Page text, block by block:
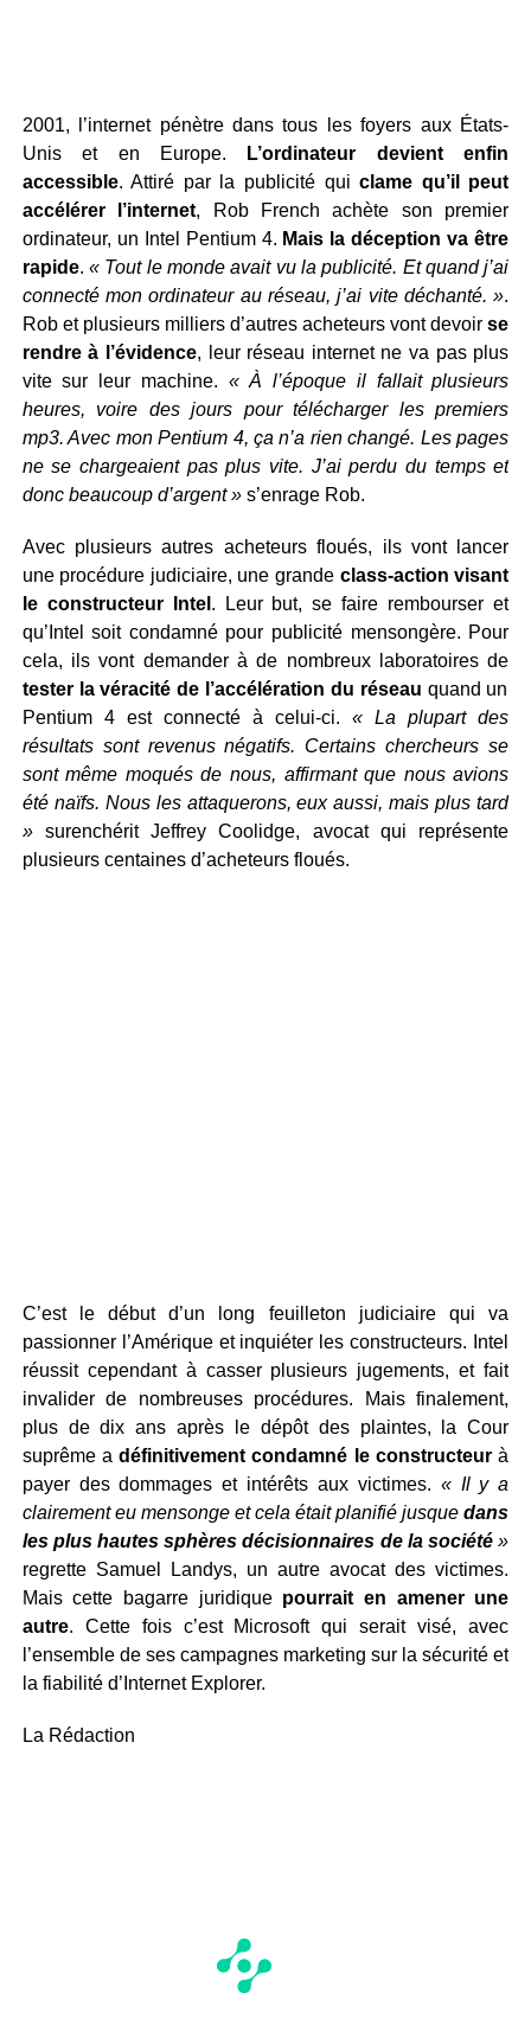
2001, l’internet pénètre dans tous les foyers aux États-
Unis et en Europe. L’ordinateur devient enfin
accessible. Attiré par la publicité quiclame qu’il peut
accélérer l’internet, Rob French achète son premier
ordinateur, un Intel Pentium 4. Mais la déception va être
rapide. « Tout le monde avait vu la publicité. Et quand j’ai
connecté mon ordinateur au réseau, j’ai vite déchanté. ».
Rob et plusieurs milliers d’autres acheteurs vont devoirse
rendre à l’évidence, leur réseau internet ne va pas plus
vite sur leur machine. « À l’époque il fallait plusieurs
heures, voire des jours pour télécharger les premiers
mp3. Avec mon Pentium 4, ça n’a rien changé. Les pages
ne se chargeaient pas plus vite. J’ai perdu du temps et
donc beaucoup d’argent »s’enrage Rob.
Avec plusieurs autres acheteurs floués, ils vont lancer
une procédure judiciaire, une grande class-action visant
le constructeur Intel . Leur but, se faire rembourser et
qu’Intel soit condamné pour publicité mensongère. Pour
cela, ils vont demander à de nombreux laboratoires de
tester la véracité de l’accélération du réseau quand un
Pentium 4 est connecté à celui-ci.« La plupart des
résultats sont revenus négatifs. Certains chercheurs se
sont même moqués de nous, affirmant que nous avions
été naïfs. Nous les attaquerons, eux aussi, mais plus tard
»surenchérit Jeffrey Coolidge, avocat qui représente
plusieurs centaines d’acheteurs floués.
C’est le début d’un long feuilleton judiciaire qui va
passionner l’Amérique et inquiéter les constructeurs. Intel
réussit cependant à casser plusieurs jugements, et fait
invalider de nombreuses procédures. Mais finalement,
plus de dix ans après le dépôt des plaintes, la Cour
suprême adéfinitivement condamné le constructeur à
payer des dommages et intérêts aux victimes. « Il y a
clairement eu mensonge et cela était planifié jusquedans
les plus hautes sphères décisionnaires de la société »
regrette Samuel Landys, un autre avocat des victimes.
Mais cette bagarre juridiquepourrait en amener une
autre. Cette fois c’est Microsoft qui serait visé, avec
l’ensemble de ses campagnes marketing sur la sécurité et
la fiabilité d’Internet Explorer.
La Rédaction